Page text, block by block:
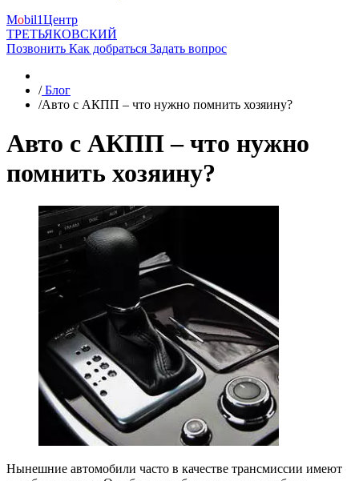
Mobil1Центр
ТРЕТЬЯКОВСКИЙ
Позвонить Как добраться Задать вопрос
/Блог
/Авто с АКПП – что нужно помнить хозяину?
Авто с АКПП – что нужно
помнить хозяину?
Нынешние автомобили часто в качестве трансмиссии имеют